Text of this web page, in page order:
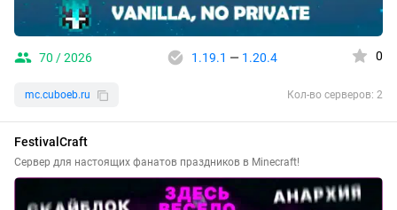
70 / 2026 1.19.1 — 1.20.4 0
mc.cuboeb.ru Кол-во серверов: 2
FestivalCraft
Сервер для настоящих фанатов праздников в Minecraft!